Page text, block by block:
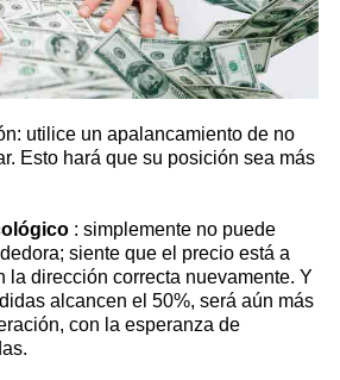
utilice un apalancamiento de no
Esto hará que su posición sea más
: simplemente no puede
siente que el precio está a
la dirección correcta nuevamente. Y
alcancen el 50%, será aún más
con la esperanza de